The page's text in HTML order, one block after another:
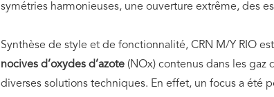
symétries harmonieuses, une ouverture extrême, des
Synthèse de style et de fonctionnalité, CRN M/Y RIO est
nocives d’oxydes d’azote (NOx) contenus dans les gaz
diverses solutions techniques. En effet, un focus a été